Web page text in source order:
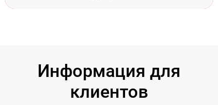
Информация для
клиентов